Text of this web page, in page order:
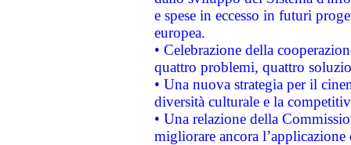
e spese in eccesso in futuri
europea.
• Celebrazione della
quattro problemi, quattro
• Una nuova strategia per il
diversità culturale e la
• Una relazione della
migliorare ancora